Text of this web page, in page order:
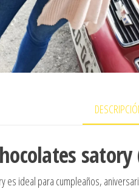
es ideal para cumpleaños,